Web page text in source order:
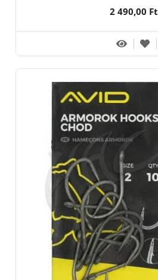
2 490,00 Ft